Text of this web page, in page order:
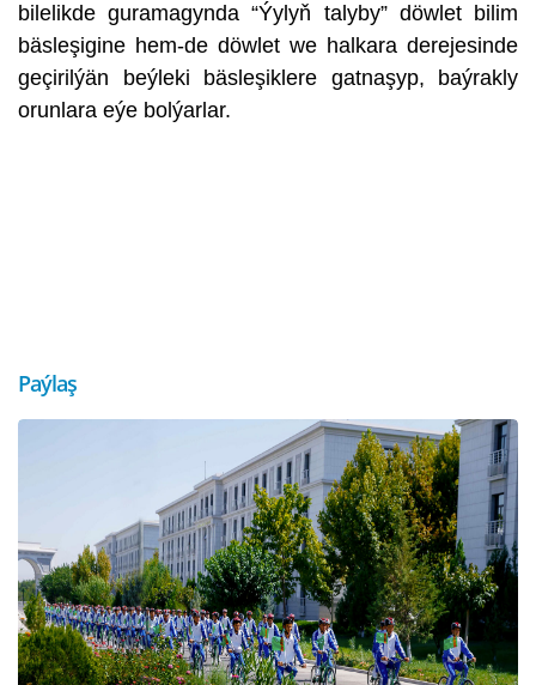
bilelikde guramagynda “Ýylyň talyby” döwlet bilim
bäsleşigine hem-de döwlet we halkara derejesinde
geçirilýän beýleki bäsleşiklere gatnaşyp, baýrakly
orunlara eýe bolýarlar.
Paýlaş